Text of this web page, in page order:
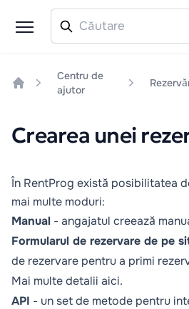
Centru de
ajutor
Crearea unei
În RentProg există posibilitatea
mai multe moduri:
Manual - angajatul creează
Formularul de rezervare de pe
de rezervare pentru a primi
Mai multe detalii aici.
API - un set de metode pentru